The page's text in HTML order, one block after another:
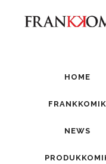
HOME
FRANKKOMIK
NEWS